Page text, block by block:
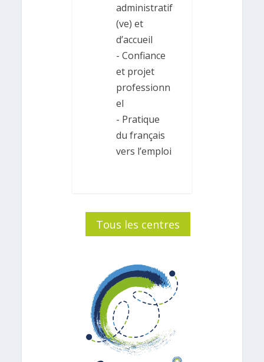
administratif
(ve) et
d’accueil
- Confiance
et projet
professionn
el
- Pratique
du français
vers l’emploi
Tous les centres